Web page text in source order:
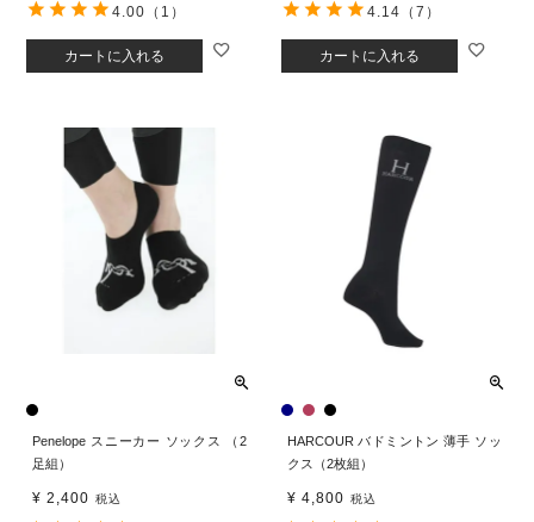
カートに入れる
4.00 （1）
カートに入れる
4.14 （7）
Penelope スニーカー ソックス （2
足組）
¥ 2,400 税込
HARCOUR バドミントン 薄手 ソッ
クス（2枚組）
¥ 4,800 税込